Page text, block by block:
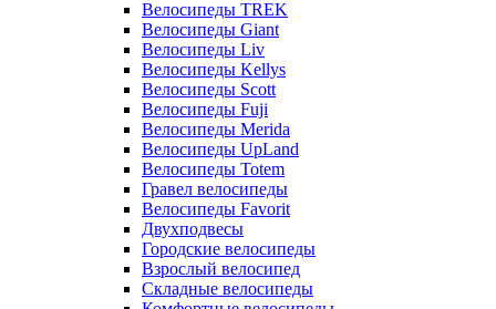
Велосипеды TREK
Велосипеды Giant
Велосипеды Liv
Велосипеды Kellys
Велосипеды Scott
Велосипеды Fuji
Велосипеды Merida
Велосипеды UpLand
Велосипеды Totem
Гравел велосипеды
Велосипеды Favorit
Двухподвесы
Городские велосипеды
Взрослый велосипед
Складные велосипеды